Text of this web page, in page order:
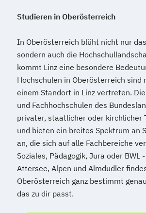
Marketingmanagement
Mechatronik
Mediation und
Mediendesign
Medienmanagement
Medizinische Informatik
Modemanagement
Nachhaltiges Management
Online Marketing
Online Marketing (DE/EN)
Personalentwicklung
Personalmanagement
Studieren in Oberösterreich
In Oberösterreich blüht nicht nur
sondern auch die
kommt Linz eine besondere
Hochschulen in Oberösterreich sind
einem Standort in Linz vertreten.
und Fachhochschulen des
privater, staatlicher oder kirchlicher
und bieten ein breites Spektrum an
an, die sich auf alle Fachbereiche
Soziales, Pädagogik, Jura oder BWL
Attersee, Alpen und Almdudler
Oberösterreich ganz bestimmt
das zu dir passt.